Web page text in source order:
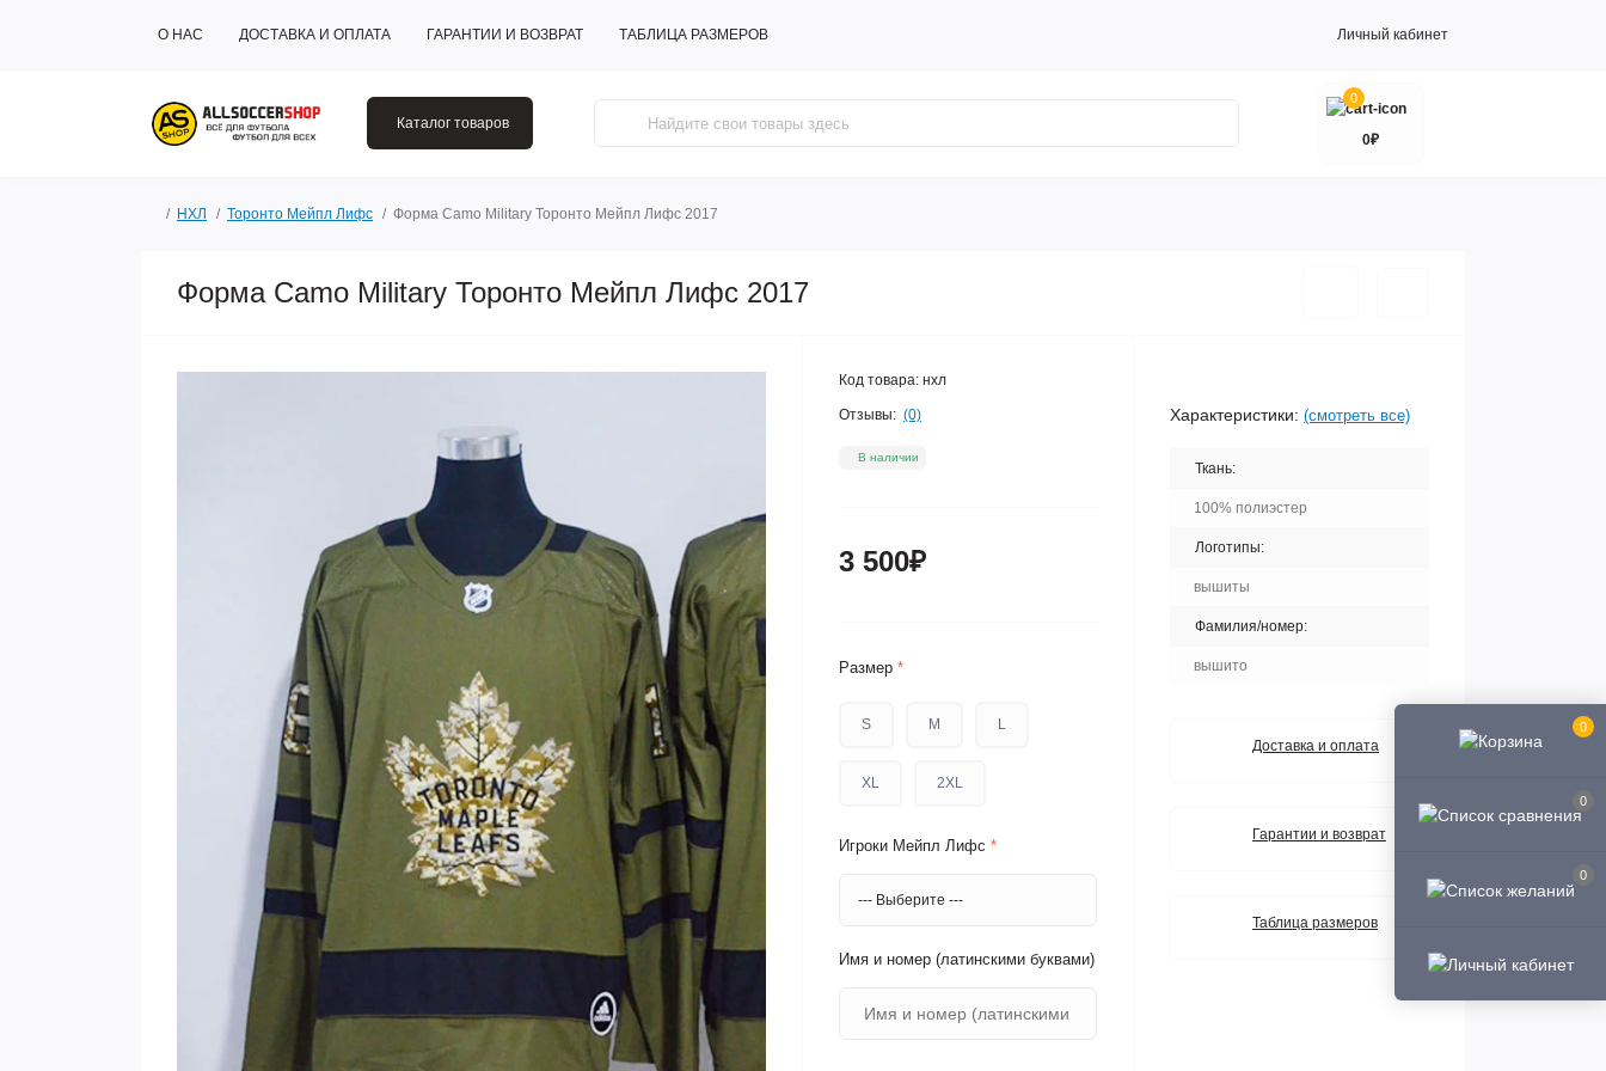
0
0
0
О НАС ДОСТАВКА И ОПЛАТА ГАРАНТИИ И ВОЗВРАТ ТАБЛИЦА РАЗМЕРОВ Личный кабинет
Каталог товаров
0
0₽
НХЛ Торонто Мейпл Лифс Форма Camo Military Торонто Мейпл Лифс 2017
Форма Camo Military Торонто Мейпл Лифс 2017
Код товара: нхл
Отзывы: (0)
В наличии
3 500₽
Размер *
S M L
XL 2XL
Игроки Мейпл Лифс *
Имя и номер (латинскими буквами)
Характеристики: (смотреть все)
Ткань:
100% полиэстер
Логотипы:
вышиты
Фамилия/номер:
вышито
Доставка и оплата
Гарантии и возврат
Таблица размеров